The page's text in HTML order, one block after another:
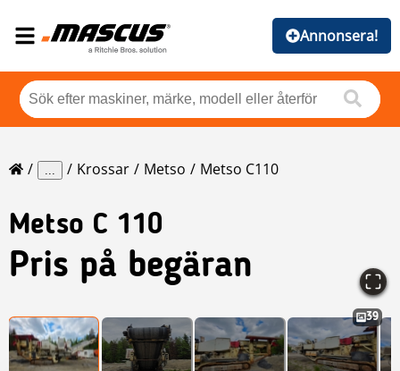
Annonsera!
... Krossar Metso Metso C110
Metso C 110
Pris på begäran
39